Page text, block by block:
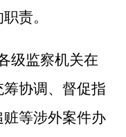
责。
监察机关在
协调、督促指
等涉外案件办